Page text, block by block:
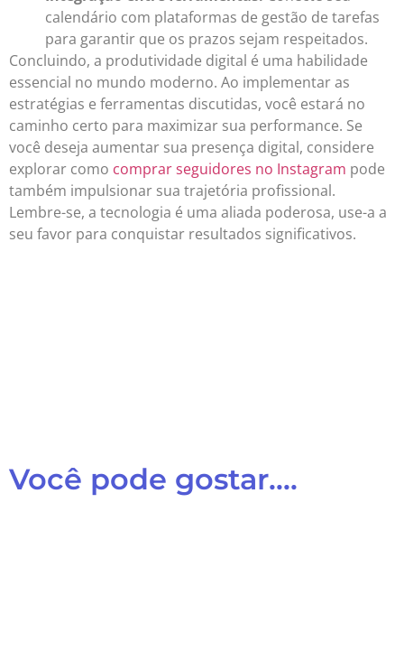
calendário com plataformas de gestão de tarefas
para garantir que os prazos sejam respeitados.
Concluindo, a produtividade digital é uma habilidade
essencial no mundo moderno. Ao implementar as
estratégias e ferramentas discutidas, você estará no
caminho certo para maximizar sua performance. Se
você deseja aumentar sua presença digital, considere
explorar como comprar seguidores no Instagram pode
também impulsionar sua trajetória profissional.
Lembre-se, a tecnologia é uma aliada poderosa, use-a a
seu favor para conquistar resultados significativos.
Você pode gostar....